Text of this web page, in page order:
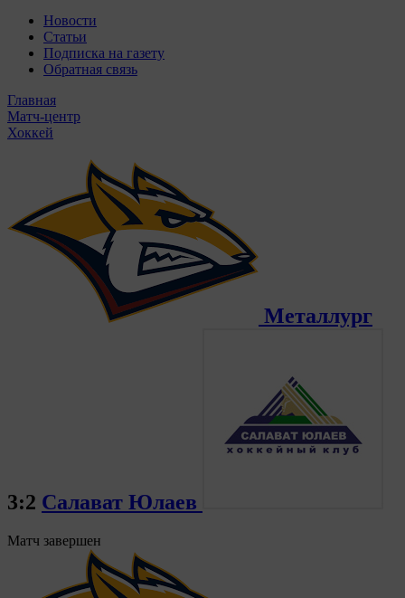
Новости
Статьи
Подписка на газету
Обратная связь
Главная
Матч-центр
Хоккей
Металлург
3:2 Салават Юлаев
Матч завершен